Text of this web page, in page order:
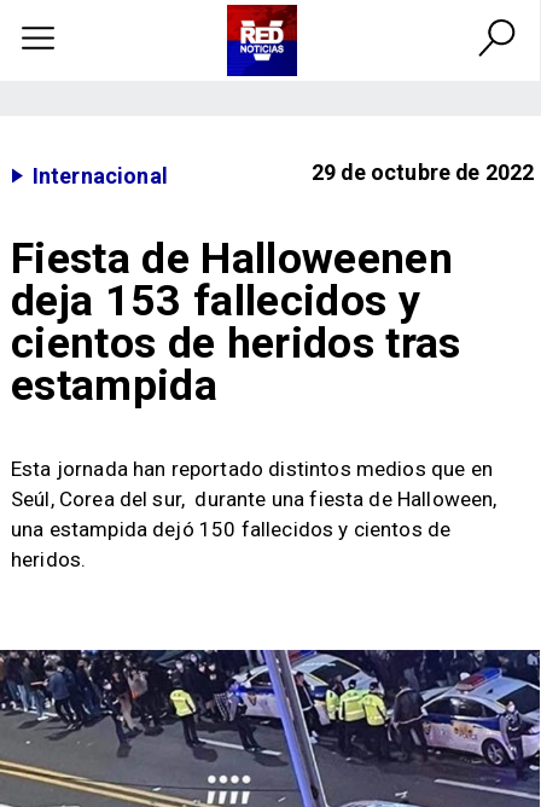
Internacional 29 de octubre de 2022
Fiesta de Halloweenen
deja 153 fallecidos y
cientos de heridos tras
estampida
Esta jornada han reportado distintos medios que en
Seúl, Corea del sur, durante una fiesta de Halloween,
una estampida dejó 150 fallecidos y cientos de
heridos.